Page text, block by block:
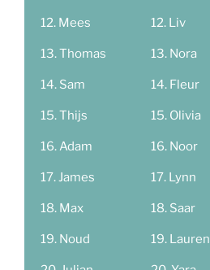
Mees
Thomas
Sam
Thijs
Adam
James
Max
Noud
Liv
Nora
Fleur
Olivia
Noor
Lynn
Saar
Lauren